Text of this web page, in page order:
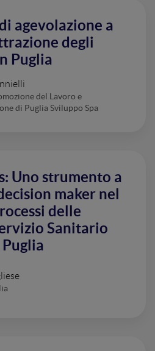
agevolazione a
degli
Puglia
del Lavoro e
di Puglia Sviluppo Spa
Uno strumento a
maker nel
delle
Sanitario